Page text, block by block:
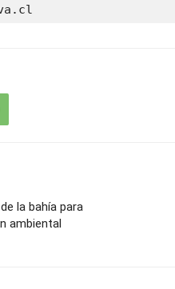
la bahía para
ambiental